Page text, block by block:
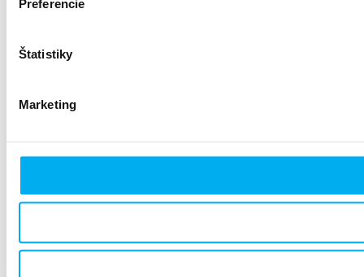
Preferencie
Štatistiky
Marketing